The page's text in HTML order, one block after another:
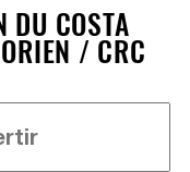
DU COSTA
/ CRC